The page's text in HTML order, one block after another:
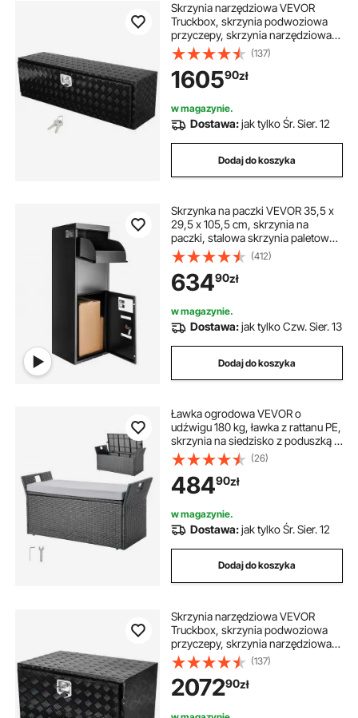
Skrzynia narzędziowa VEVOR
Truckbox, skrzynia podwoziowa
przyczepy, skrzynia narzędziowa
1524 x 432 x 457 mm Skrzynia
narzędziowa do pickupa, stop
aluminium, ładowność 50 kg,
zamykana na klucz
(137)
160590zł
w magazynie.
Dostawa:jak tylko Śr. Sier. 12
Dodaj do koszyka
Skrzynka na paczki VEVOR 35,5 x
29,5 x 105,5 cm, skrzynia na
paczki, stalowa skrzynia paletowa,
50 kg, skrzynka na listy, skrzynka
na listy XXL, zamykana na hasło,
wewnętrzny zawias, otwór
antykradzieżowy na paczki, listy itp.
(412)
63490zł
w magazynie.
Dostawa:jak tylko Czw. Sier. 13
Dodaj do koszyka
Ławka ogrodowa VEVOR o
udźwigu 180 kg, ławka z rattanu PE,
skrzynia na siedzisko z poduszką i
uchwytem bocznym, ławka ze
schowkiem, siedzisko i dekoracja
ganku na patio, do ogrodu i na
balkon, 104 x 45 x 52 cm
(26)
48490zł
w magazynie.
Dostawa:jak tylko Śr. Sier. 12
Dodaj do koszyka
Skrzynia narzędziowa VEVOR
Truckbox, skrzynia podwoziowa
przyczepy, skrzynia narzędziowa
1219 x 610 x 610 mm, skrzynia do
przechowywania w samochodzie
dostawczym, stop aluminium,
ładowność 50 kg, zamykana
skrzynia do przechowywania
(137)
207290zł